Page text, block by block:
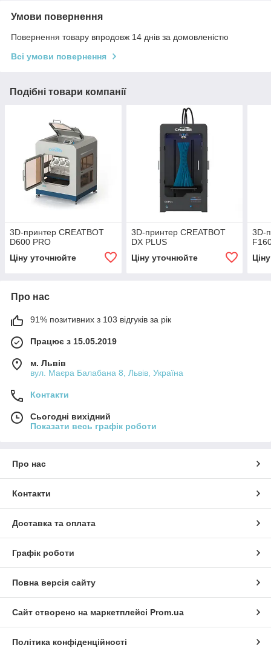
Умови повернення
Повернення товару впродовж 14 днів за домовленістю
Всі умови повернення
Подібні товари компанії
3D-принтер CREATBOT
D600 PRO
Ціну уточнюйте
3D-принтер CREATBOT
DX PLUS
Ціну уточнюйте
3D-
Про нас
91% позитивних з 103 відгуків за рік
Працює з 15.05.2019
м. Львів
вул. Маєра Балабана 8, Львів, Україна
Контакти
Сьогодні вихідний
Показати весь графік роботи
Про нас
Контакти
Доставка та оплата
Графік роботи
Повна версія сайту
Сайт створено на маркетплейсі Prom.ua
Політика конфіденційності